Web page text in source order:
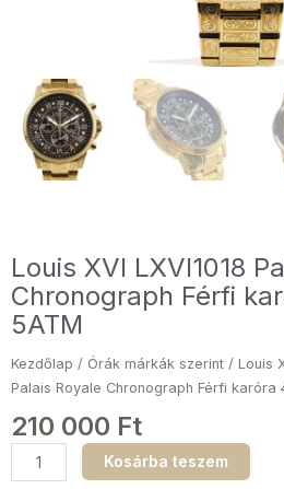
Louis XVI LXVI1018
Chronograph Férfi
5ATM
Kezdőlap / Órák márkák szerint / Louis
Palais Royale Chronograph Férfi karóra
210 000 Ft
Louis
XVI
Kosárba teszem